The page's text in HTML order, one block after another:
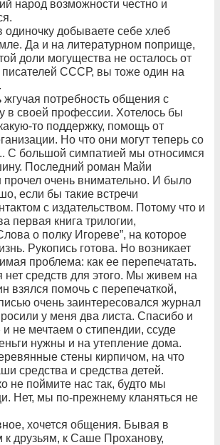
народ возможности честно и
одиночку добываете себе хлеб
Да и на литературном поприще,
доли могущества не осталось от
СССР, вы тоже один на
жгучая потребность общения с
в своей профессии. Хотелось бы
то поддержку, помощь от
Но что они могут теперь со
С большой симпатией мы относимся
Последний роман Майи
очень внимательно. И было
если бы такие встречи
с издательством. Потому что и
первая книга трилогии,
о полку Игореве”, на которое
Рукопись готова. Но возникает
проблема: как ее перепечатать.
нет средств для этого. Мы живем на
взялся помочь с перепечаткой,
очень заинтересовался журнал
у меня два листа. Спасибо и
не мечтаем о стипендии, ссуде
нужны и на утепление дома.
стены кирпичом, на что
средства и средства детей.
не поймите нас так, будто мы
Нет, мы по-прежнему кланяться не
хочется общения. Бывая в
к друзьям, к Саше Проханову,